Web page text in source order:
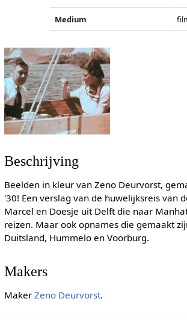
Medium
Beschrijving
Beelden in kleur van Zeno Deurvorst,
'30! Een verslag van de huwelijksreis van
Marcel en Doesje uit Delft die naar
reizen. Maar ook opnames die gemaakt
Duitsland, Hummelo en Voorburg.
Makers
Maker Zeno Deurvorst.